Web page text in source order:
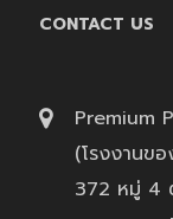
CONTACT US
Premium
(โรงงานข
372 หมู่ 4